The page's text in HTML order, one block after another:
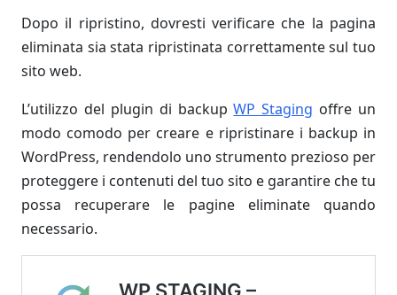
Dopo il ripristino, dovresti verificare che la pagina
eliminata sia stata ripristinata correttamente sul tuo
sito web.
L’utilizzo del plugin di backupWP Staging offre un
modo comodo per creare e ripristinare i backup in
WordPress, rendendolo uno strumento prezioso per
proteggere i contenuti del tuo sito e garantire che tu
possa recuperare le pagine eliminate quando
necessario.